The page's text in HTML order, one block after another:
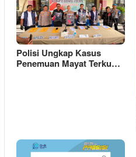
Polisi Ungkap Kasus
Penemuan Mayat Terku…